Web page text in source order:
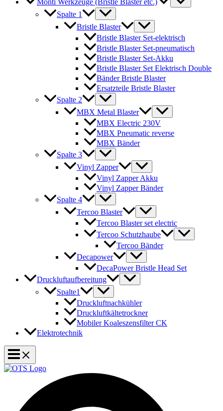
Monti Werkzeuge (Bristle Blaster etc.)
Spalte 1
Bristle Blaster
Bristle Blaster Set-elektrisch
Bristle Blaster Set-pneumatisch
Bristle Blaster Set-Akku
Bristle Blaster Set Elektrisch Double
Bänder Bristle Blaster
Ersatzteile Bristle Blaster
Spalte 2
MBX Metal Blaster
MBX Electric 230V
MBX Pneumatic reverse
MBX Bänder
Spalte 3
Vinyl Zapper
Vinyl Zapper Akku
Vinyl Zapper Bänder
Spalte 4
Tercoo Blaster
Tercoo Blaster set electric
Tercoo Schutzhaube
Tercoo Bänder
Decapower
DecaPower Bristle Head Set
Druckluftaufbereitung
Spalte1
Druckluftnachkühler
Druckluftkältetrockner
Mobiler Koaleszensfilter CK
Elektrotechnik